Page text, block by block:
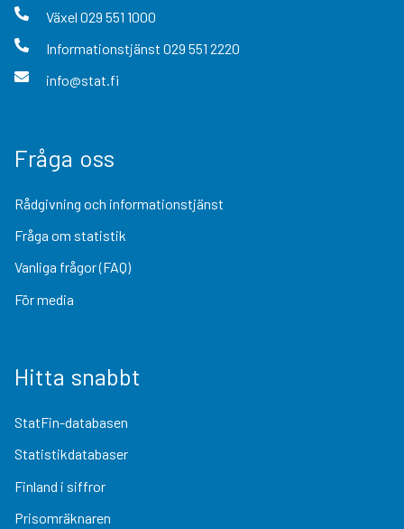
Växel 029 551 1000
Informationstjänst 029 551 2220
info@stat.fi
Fråga oss
Rådgivning och informationstjänst
Fråga om statistik
Vanliga frågor (FAQ)
För media
Hitta snabbt
StatFin-databasen
Statistikdatabaser
Finland i siffror
Prisomräknaren